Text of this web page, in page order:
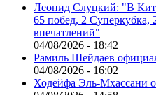
Леонид Слуцкий: "В
65 побед, 2 Суперкубка,
впечатлений"
04/08/2026 - 18:42
Рамиль Шейдаев
04/08/2026 - 16:02
Ходейфа Эль-Мхассани